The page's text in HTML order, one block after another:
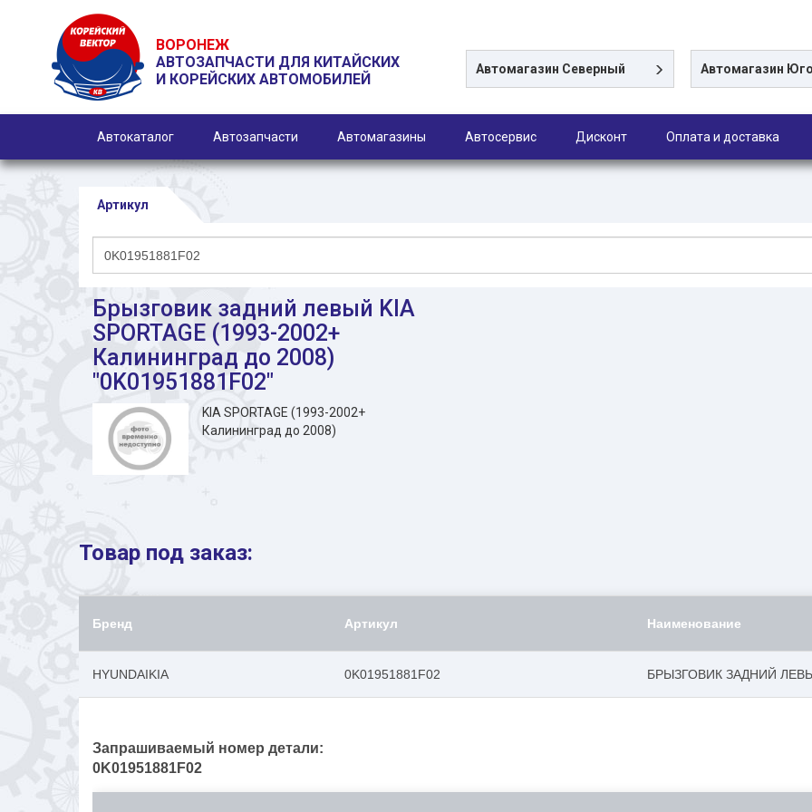
ВОРОНЕЖ
АВТОЗАПЧАСТИ ДЛЯ КИТАЙСКИХ
И КОРЕЙСКИХ АВТОМОБИЛЕЙ
Автомагазин Северный Автомагазин
Автокаталог Автозапчасти Автомагазины Автосервис Дисконт Оплата и доставка
Артикул
Брызговик задний левый KIA
SPORTAGE (1993-2002+
Калининград до 2008)
"0K01951881F02"
KIA SPORTAGE (1993-2002+
Калининград до 2008)
Товар под заказ:
Бренд Артикул Наименование
HYUNDAIKIA 0K01951881F02 БРЫЗГОВИК ЗАДНИЙ
Запрашиваемый номер детали:
0K01951881F02